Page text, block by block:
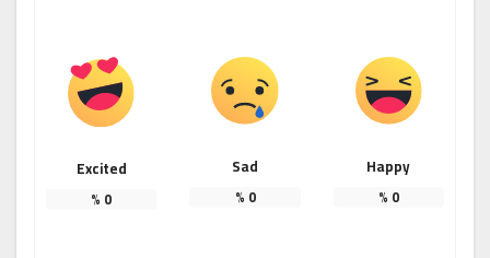
Happy
0
%
Sad
0
%
Excited
0
%